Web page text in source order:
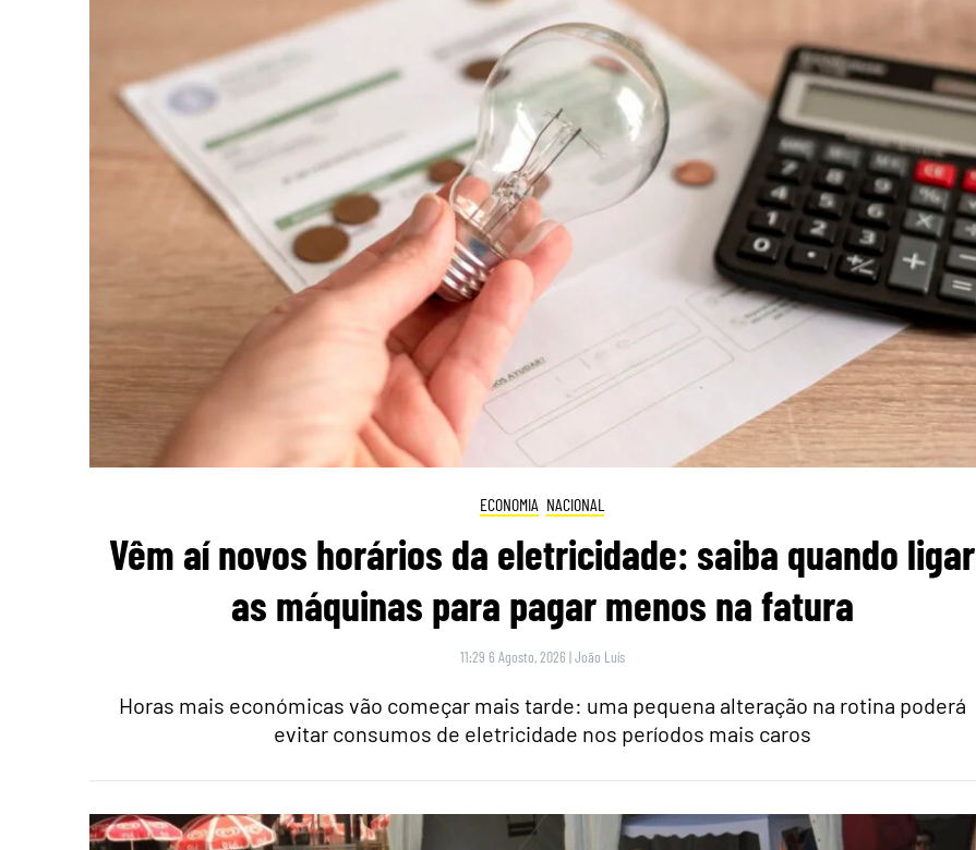
ECONOMIA NACIONAL
Vêm aí novos horários da eletricidade: saiba quando ligar
as máquinas para pagar menos na fatura
11:29 6 Agosto, 2026 |João Luís
Horas mais económicas vão começar mais tarde: uma pequena alteração na rotina poderá
evitar consumos de eletricidade nos períodos mais caros